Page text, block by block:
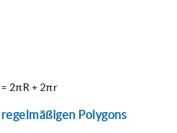
2πR + 2πr
Polygons